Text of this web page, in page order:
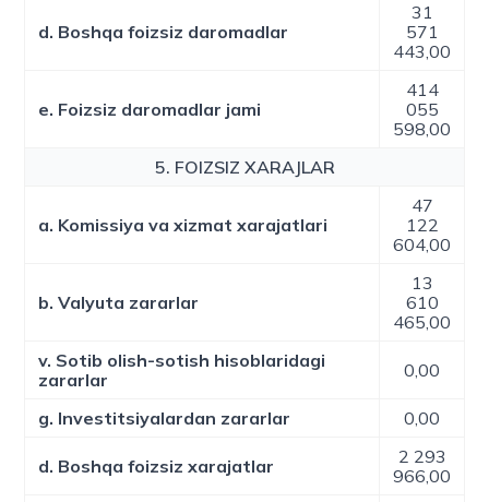
d. Boshqa foizsiz daromadlar
31
571
443,00
e. Foizsiz daromadlar jami
414
055
598,00
5. FOIZSIZ XARAJLAR
a. Komissiya va xizmat xarajatlari
47
122
604,00
b. Valyuta zararlar
13
610
465,00
v. Sotib olish-sotish hisoblaridagi
zararlar
0,00
g. Investitsiyalardan zararlar 0,00
d. Boshqa foizsiz xarajatlar
2 293
966,00